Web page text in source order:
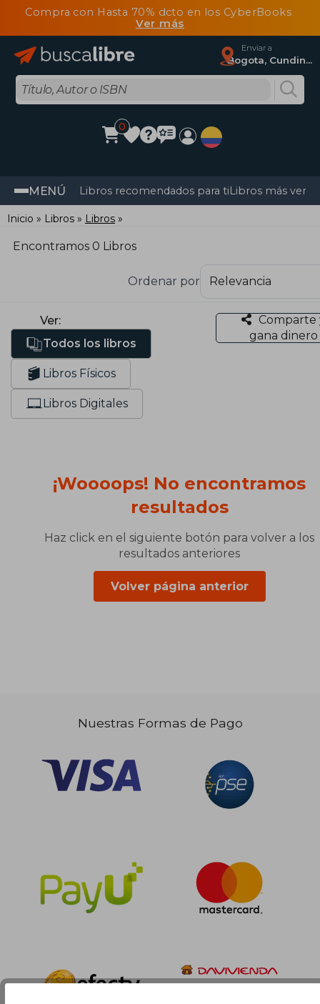
Compra con Hasta 70% dcto en los CyberBooks
Ver más
Enviar a
Bogota, Cundinamarca
0
MENÚ Libros recomendados para tiLibros más
Inicio Libros Libros
Encontramos 0 Libros
Ordenar por
Ver:
Todos los libros
Libros Físicos
Libros Digitales
Comparte
gana dinero
¡Woooops! No encontramos
resultados
Haz click en el siguiente botón para volver a los
resultados anteriores
Volver página anterior
Nuestras Formas de Pago